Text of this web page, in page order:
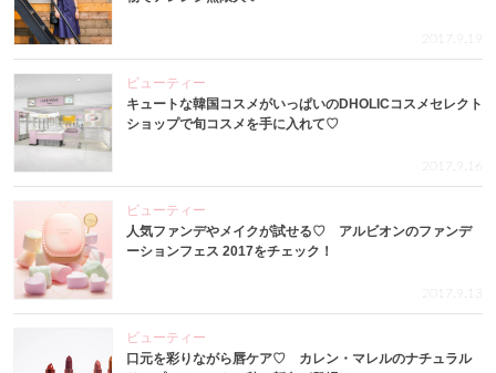
2017.9.19
ビューティー
キュートな韓国コスメがいっぱいのDHOLICコスメセレクト
ショップで旬コスメを手に入れて♡
2017.9.16
ビューティー
人気ファンデやメイクが試せる♡ アルビオンのファンデ
ーションフェス 2017をチェック！
2017.9.13
ビューティー
口元を彩りながら唇ケア♡ カレン・マレルのナチュラル